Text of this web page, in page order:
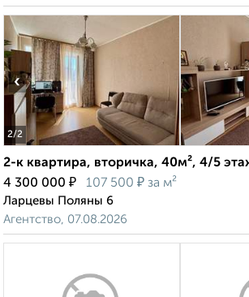
2/2
‹
2-к квартира, вторичка, 40м², 4/5
4 300 000 ₽ 107 500 ₽ за м²
Ларцевы Поляны 6
Агентство, 07.08.2026